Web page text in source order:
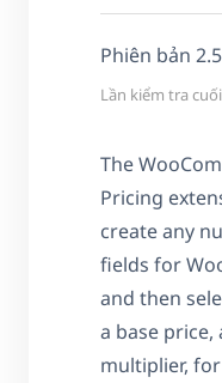
Phiên bản
Lần kiểm tra
The
Pricing
create any
fields for
and then
a base
multiplier,